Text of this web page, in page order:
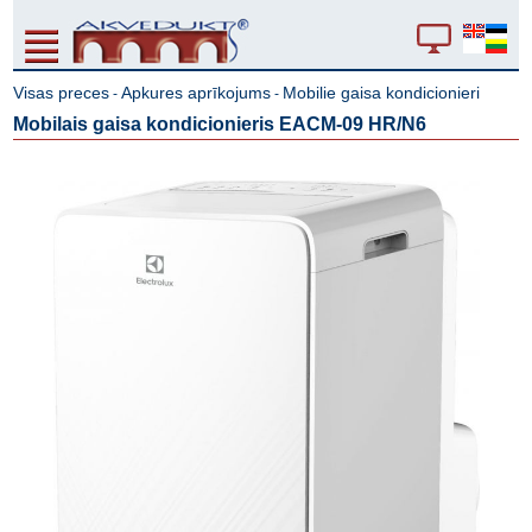
Visas preces -Apkures aprīkojums - Mobilie gaisa kondicionieri
Mobilais gaisa kondicionieris EACM-09 HR/N6